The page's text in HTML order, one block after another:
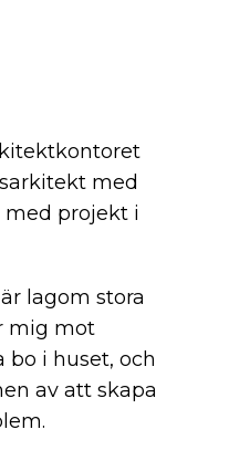
med
projekt i
lagom stora
mig mot
i huset, och
av att skapa